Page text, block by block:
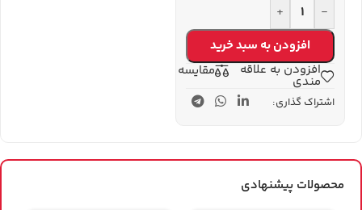
-
+
افزودن به سبد خرید
افزودن به علاقه
مندی
مقایسه
اشتراک گذاری:
محصولات پیشنهادی